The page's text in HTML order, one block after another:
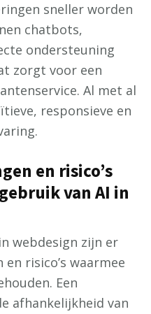
sneller worden
chatbots,
ondersteuning
zorgt voor een
Al met al
responsieve en
en risico’s
van AI in
webdesign zijn er
risico’s waarmee
Een
afhankelijkheid van